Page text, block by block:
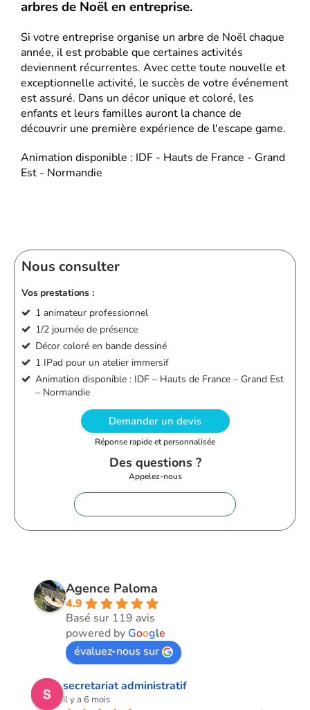
arbres de Noël en entreprise.
Si votre entreprise organise un arbre de Noël chaque
année, il est probable que certaines activités
deviennent récurrentes. Avec cette toute nouvelle et
exceptionnelle activité, le succès de votre événement
est assuré. Dans un décor unique et coloré, les
enfants et leurs familles auront la chance de
découvrir une première expérience de l'escape game.
Animation disponible : IDF - Hauts de France - Grand
Est - Normandie
Nous consulter
Vos prestations :
1 animateur professionnel
1/2 journée de présence
Décor coloré en bande dessiné
1 IPad pour un atelier immersif
Animation disponible : IDF – Hauts de France – Grand Est
– Normandie
Demander un devis
Réponse rapide et personnalisée
Des questions ?
Appelez-nous
Agence Paloma
4.9
Basé sur 119 avis
powered by Google
évaluez-nous sur
secretariat administratif
il y a 6 mois